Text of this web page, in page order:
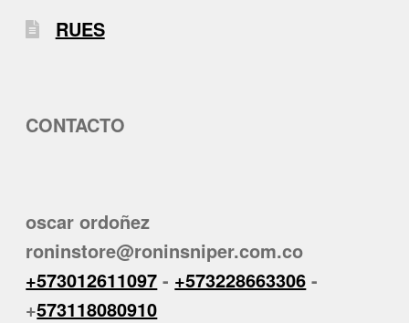
RUES
CONTACTO
oscar ordoñez
roninstore@roninsniper.com.co
+573012611097 - +573228663306 -
+573118080910